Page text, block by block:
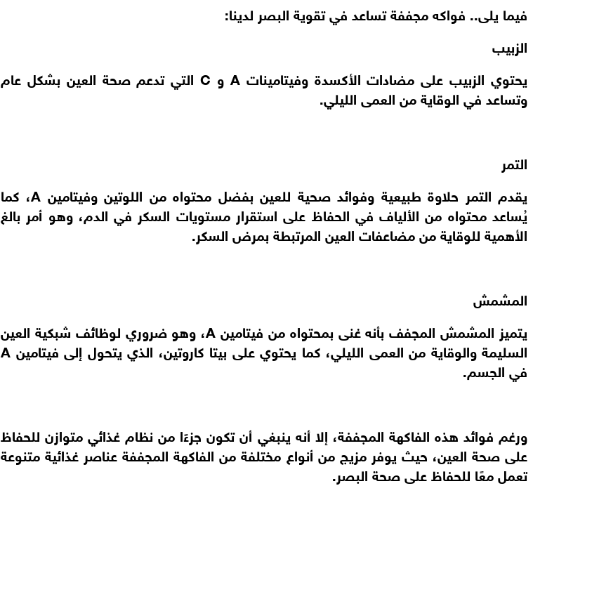
فيما يلى.. فواكه مجففة تساعد في تقوية البصر لدينا:
الزبيب
يحتوي الزبيب على مضادات الأكسدة وفيتامينات A و C التي تدعم صحة العين بشكل عام
وتساعد في الوقاية من العمى الليلي.
التمر
يقدم التمر حلاوة طبيعية وفوائد صحية للعين بفضل محتواه من اللوتين وفيتامين A، كما
يُساعد محتواه من الألياف في الحفاظ على استقرار مستويات السكر في الدم، وهو أمر بالغ
الأهمية للوقاية من مضاعفات العين المرتبطة بمرض السكر.
المشمش
يتميز المشمش المجفف بأنه غنى بمحتواه من فيتامين A، وهو ضروري لوظائف شبكية العين
السليمة والوقاية من العمى الليلي، كما يحتوي على بيتا كاروتين، الذي يتحول إلى فيتامين A
في الجسم.
ورغم فوائد هذه الفاكهة المجففة، إلا أنه ينبغي أن تكون جزءًا من نظام غذائي متوازن للحفاظ
على صحة العين، حيث يوفر مزيج من أنواع مختلفة من الفاكهة المجففة عناصر غذائية متنوعة
تعمل معًا للحفاظ على صحة البصر.